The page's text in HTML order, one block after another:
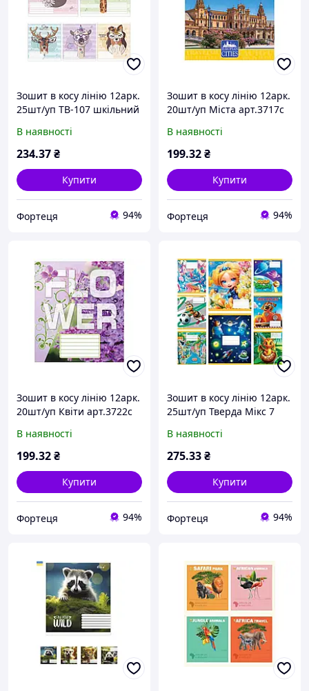
Зошит в косу лінію 12арк.
25шт/уп ТВ-107 шкiльний
В наявності
234.37₴
Купити
Фортеця 94%
Зошит в косу лінію 12арк.
20шт/уп Міста арт.3717с
В наявності
199.32₴
Купити
Фортеця 94%
Зошит в косу лінію 12арк.
20шт/уп Квіти арт.3722с
В наявності
199.32₴
Купити
Фортеця 94%
Зошит в косу лінію 12арк.
25шт/уп Тверда Мікс 7
В наявності
275.33₴
Купити
Фортеця 94%